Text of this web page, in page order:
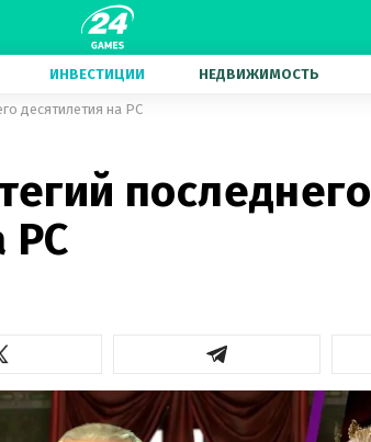
ИНВЕСТИЦИИ НЕДВИЖИМОСТЬ
десятилетия на PC
последнего